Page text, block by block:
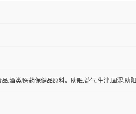
.酒类/医药保健品原料。助眠.益气.生津.固涩.助阳